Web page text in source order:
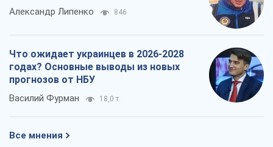
Александр Липенко 846
Что ожидает украинцев в 2026-2028
годах? Основные выводы из новых
прогнозов от НБУ
Василий Фурман 18,0 т.
Все мнения